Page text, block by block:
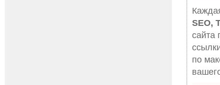
SEO,
сайта
по